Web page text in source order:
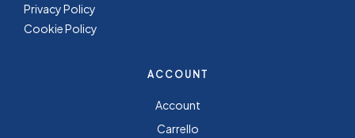
Privacy Policy
Cookie Policy
ACCOUNT
Account
Carrello